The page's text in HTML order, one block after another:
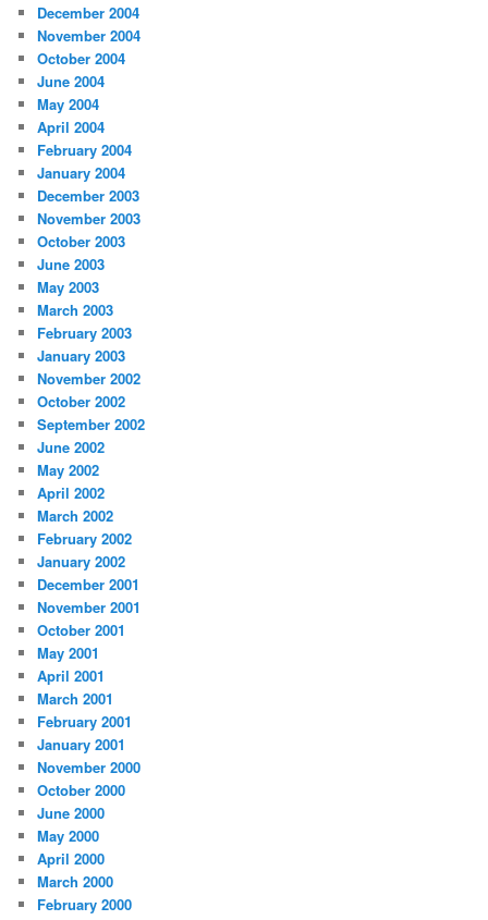
December 2004
November 2004
October 2004
June 2004
May 2004
April 2004
February 2004
January 2004
December 2003
November 2003
October 2003
June 2003
May 2003
March 2003
February 2003
January 2003
November 2002
October 2002
September 2002
June 2002
May 2002
April 2002
March 2002
February 2002
January 2002
December 2001
November 2001
October 2001
May 2001
April 2001
March 2001
February 2001
January 2001
November 2000
October 2000
June 2000
May 2000
April 2000
March 2000
February 2000